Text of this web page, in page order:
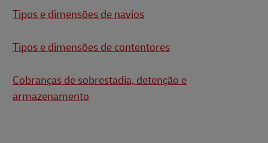
Tipos e dimensões de navios
Tipos e dimensões de contentores
Cobranças de sobrestadia, detenção e
armazenamento